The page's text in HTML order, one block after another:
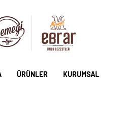
ÜRÜNLER KURUMSAL